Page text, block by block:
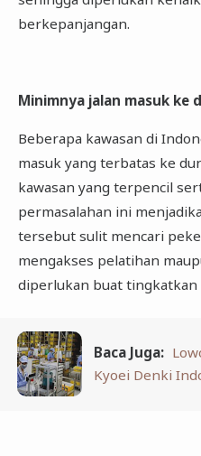
berkepanjangan.
Minimnya jalan masuk ke
Beberapa kawasan di
masuk yang terbatas ke
kawasan yang terpencil
permasalahan ini
tersebut sulit mencari
mengakses pelatihan
diperlukan buat tingkatkan
Baca Juga:
Kyoei Denki